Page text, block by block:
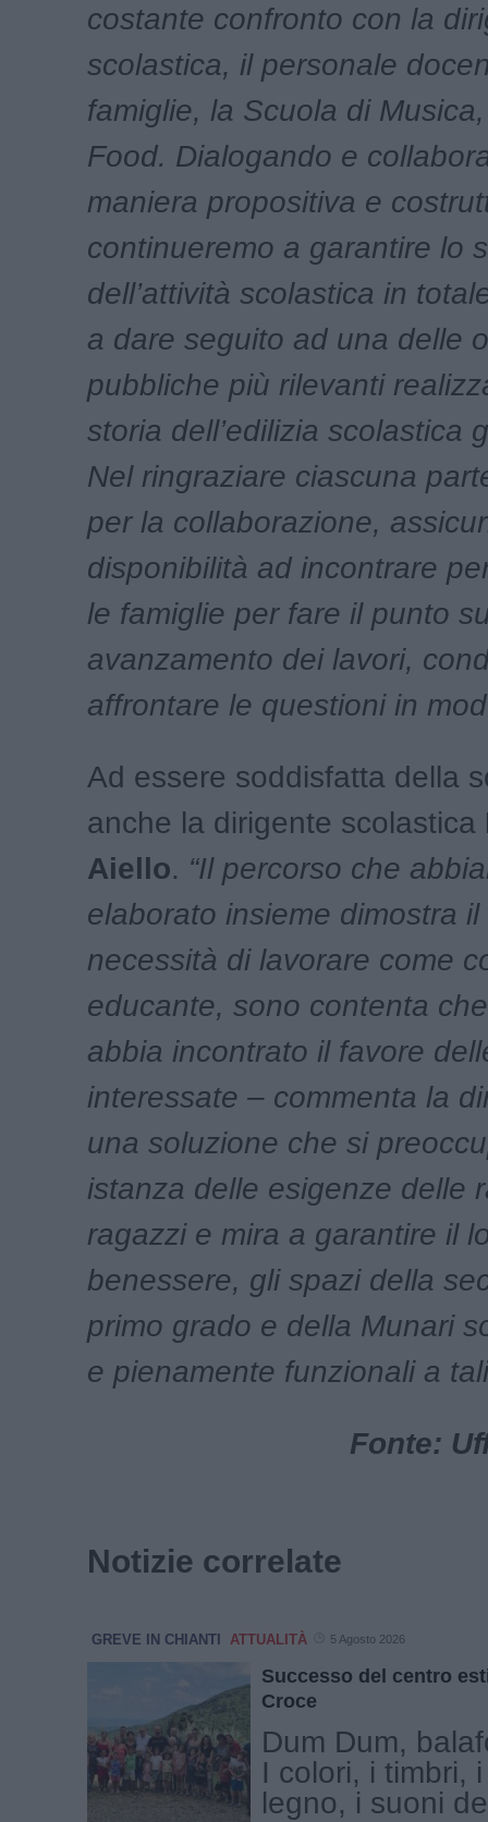
costante confronto con la
scolastica, il personale
famiglie, la Scuola di
Food. Dialogando e
maniera propositiva e
continueremo a garantire lo
dell’attività scolastica in
a dare seguito ad una delle
pubbliche più rilevanti
storia dell’edilizia scolastica
Nel ringraziare ciascuna
per la collaborazione,
disponibilità ad incontrare
le famiglie per fare il punto
avanzamento dei lavori,
affrontare le questioni in
Ad essere soddisfatta della
anche la dirigente scolastica
Aiello. “Il percorso che
elaborato insieme dimostra
necessità di lavorare come
educante, sono contenta
abbia incontrato il favore
interessate – commenta la
una soluzione che si
istanza delle esigenze delle
ragazzi e mira a garantire il
benessere, gli spazi della
primo grado e della Munari
e pienamente funzionali a
Fonte:
Notizie correlate
GREVE IN CHIANTI ATTUALITÀ 5 Agosto 2026
Successo del centro
Croce
Dum Dum,
I colori, i timbri,
legno, i suoni